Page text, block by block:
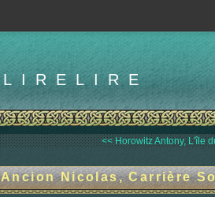
LIRELIRE
<< Horowitz Antony, L'île
Ancion Nicolas, Carrière